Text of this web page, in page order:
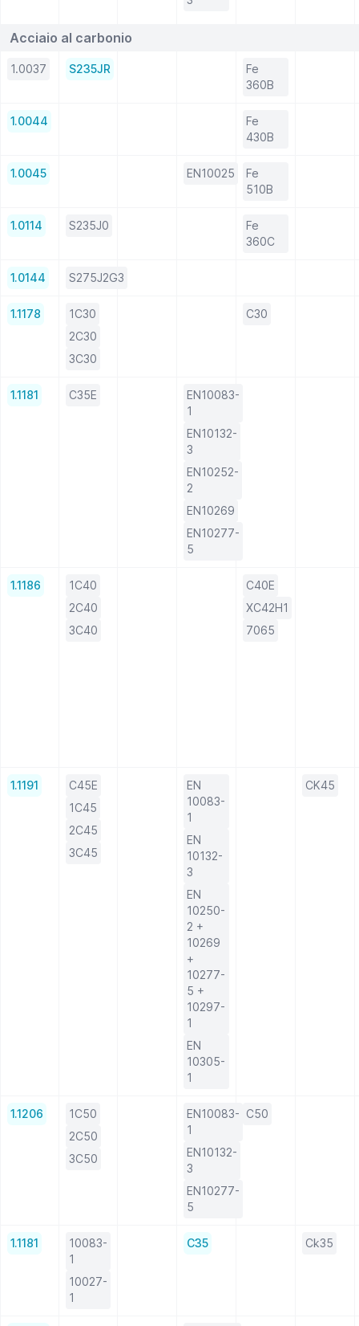
Acciaio al carbonio
1.0037 S235JR
Fe
360B
1.0044
Fe
430B
1.0045 EN10025
Fe
510B
1.0114 S235J0
Fe
360C
1.0144 S275J2G3
1.1178
1C30
2C30
3C30
C30
1.1181 C35E
EN10083-
1
EN10132-
3
EN10252-
2
EN10269
EN10277-
5
1.1186
1C40
2C40
3C40
C40E
XC42H1
7065
1.1191
C45E
1C45
2C45
3C45
EN
10083-
1
EN
10132-
3
EN
10250-
2 +
10269
+
10277-
5 +
10297-
1
EN
10305-
1
CK45
1.1206
1C50
2C50
3C50
EN10083-
1
EN10132-
3
EN10277-
5
C50
1.1181
10083-
1
10027-
1
C35 Ck35